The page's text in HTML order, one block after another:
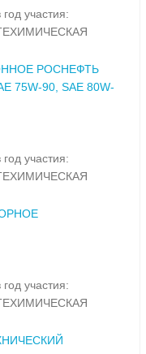
участия:
РОСНЕФТЬ
75W-90, SAE 80W-
участия:
участия: